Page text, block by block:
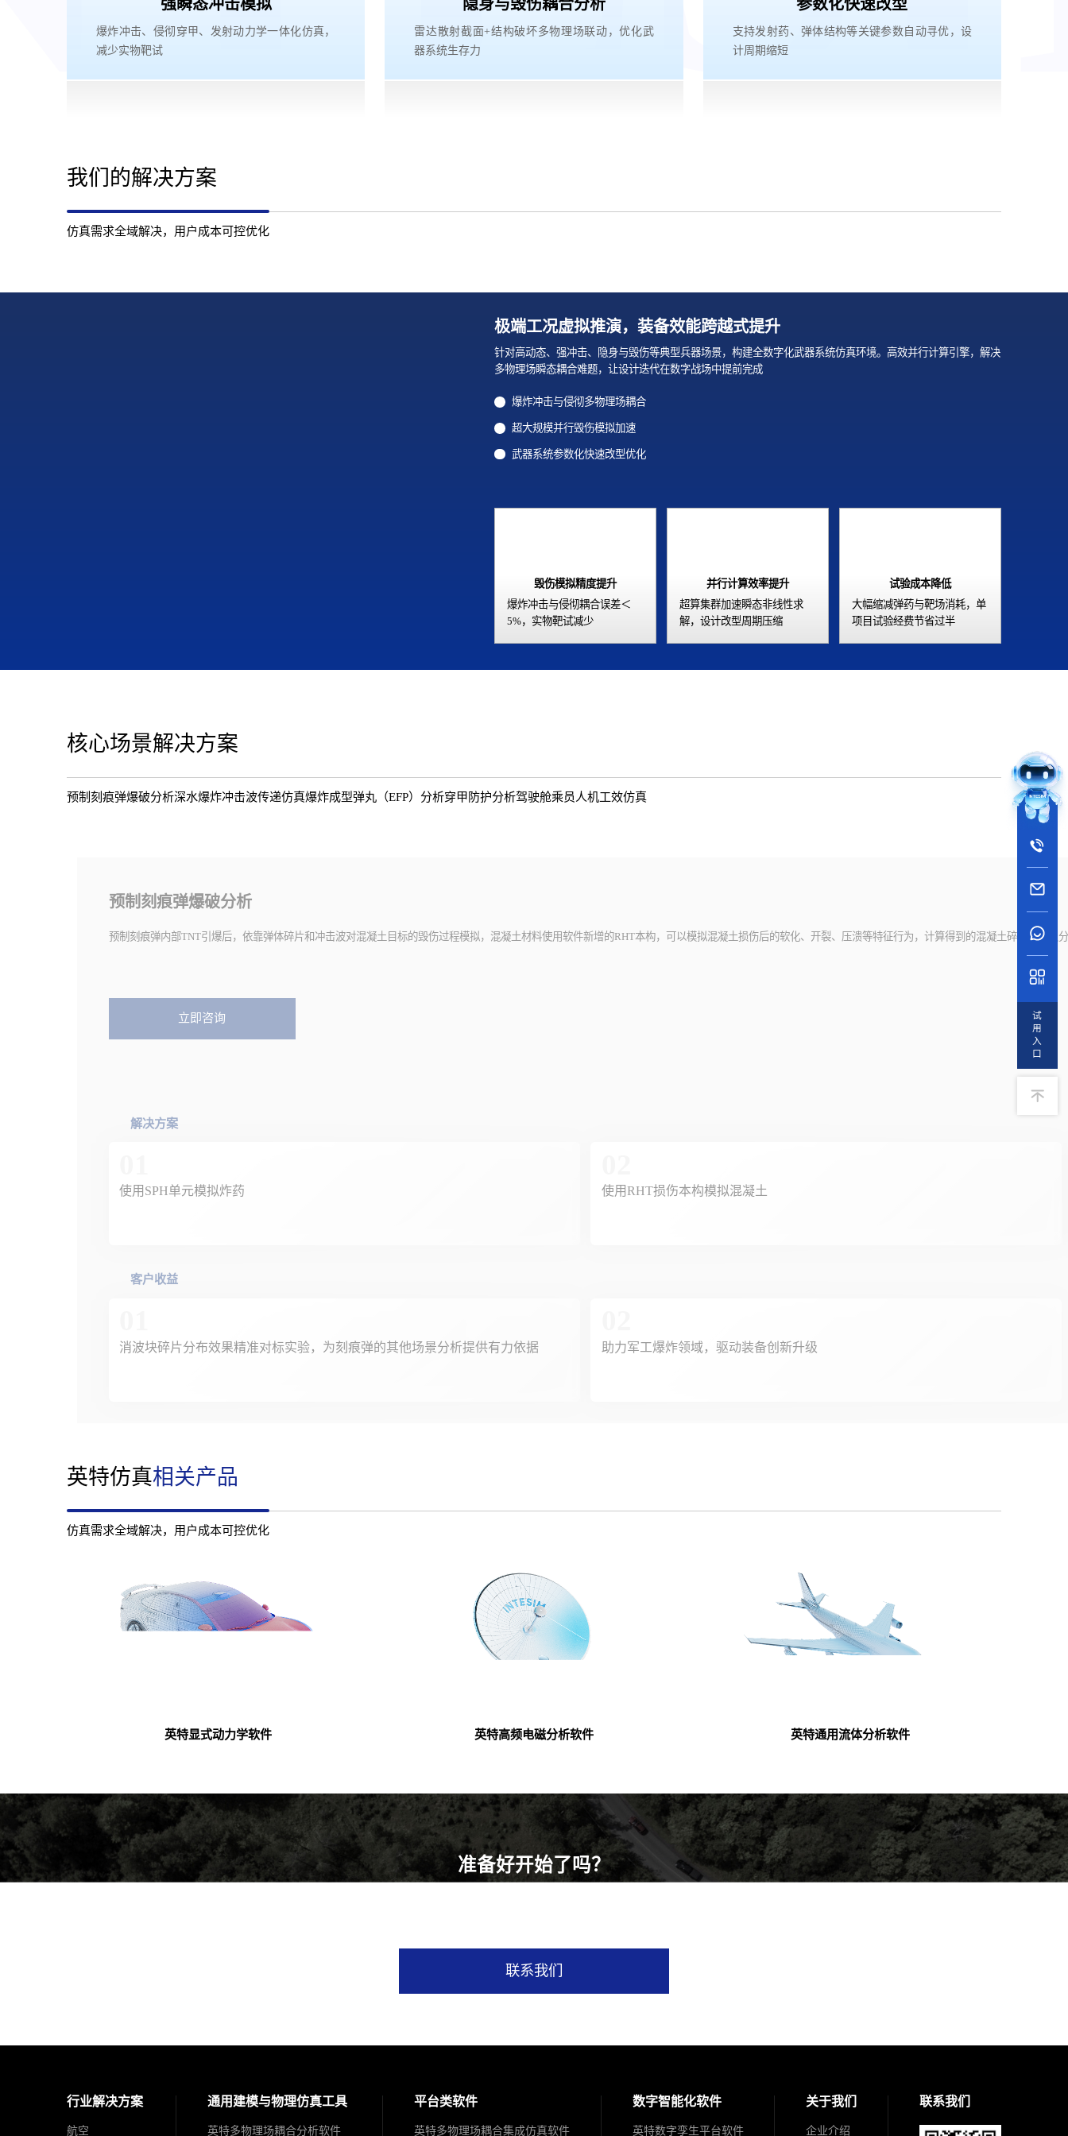
强瞬态冲击模拟
爆炸冲击、侵彻穿甲、发射动力学一体化仿真，
减少实物靶试
隐身与毁伤耦合分析
雷达散射截面+结构破坏多物理场联动，优化武
器系统生存力
参数化快速改型
支持发射药、弹体结构等关键参数自动寻优，设
计周期缩短
我们的解决方案
仿真需求全域解决，用户成本可控优化
极端工况虚拟推演，装备效能跨越式提升
针对高动态、强冲击、隐身与毁伤等典型兵器场景，构建全数字化武器系统仿真环境。高效并行计算引擎，解决
多物理场瞬态耦合难题，让设计迭代在数字战场中提前完成
爆炸冲击与侵彻多物理场耦合
超大规模并行毁伤模拟加速
武器系统参数化快速改型优化
毁伤模拟精度提升
爆炸冲击与侵彻耦合误差＜
5%，实物靶试减少
并行计算效率提升
超算集群加速瞬态非线性求
解，设计改型周期压缩
试验成本降低
大幅缩减弹药与靶场消耗，单
项目试验经费节省过半
核心场景解决方案
预制刻痕弹爆破分析深水爆炸冲击波传递仿真爆炸成型弹丸（EFP）分析穿甲防护分析驾驶舱乘员人机工效仿真
预制刻痕弹爆破分析
预制刻痕弹内部TNT引爆后，依靠弹体碎片和冲击波对混凝土目标的毁伤过程模拟，混凝土材料使用软件新增的RHT本构，可以模拟混凝土损伤后的软化、开裂、压溃等特征行为，计算得到的混凝土碎片尺寸及
立即咨询
解决方案
使用SPH单元模拟炸药 使用RHT损伤本构模拟混凝土
客户收益
消波块碎片分布效果精准对标实验，为刻痕弹的其他场景分析提供有力依据 助力军工爆炸领域，驱动装备创新升级
英特仿真相关产品
仿真需求全域解决，用户成本可控优化
英特显式动力学软件 英特高频电磁分析软件 英特通用流体分析软件
准备好开始了吗？
联系我们
行业解决方案
航空
通用建模与物理仿真工具
英特多物理场耦合分析软件
平台类软件
英特多物理场耦合集成仿真软件
数字智能化软件
英特数字孪生平台软件
关于我们
企业介绍
联系我们
试
用
入
口